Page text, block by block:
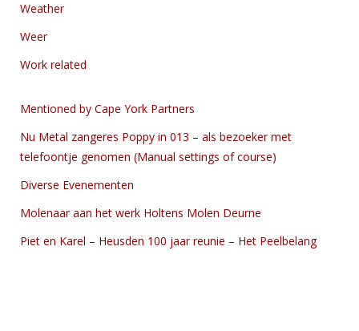
Weather
Weer
Work related
Mentioned by Cape York Partners
Nu Metal zangeres Poppy in 013 – als bezoeker met
telefoontje genomen (Manual settings of course)
Diverse Evenementen
Molenaar aan het werk Holtens Molen Deurne
Piet en Karel – Heusden 100 jaar reunie – Het Peelbelang